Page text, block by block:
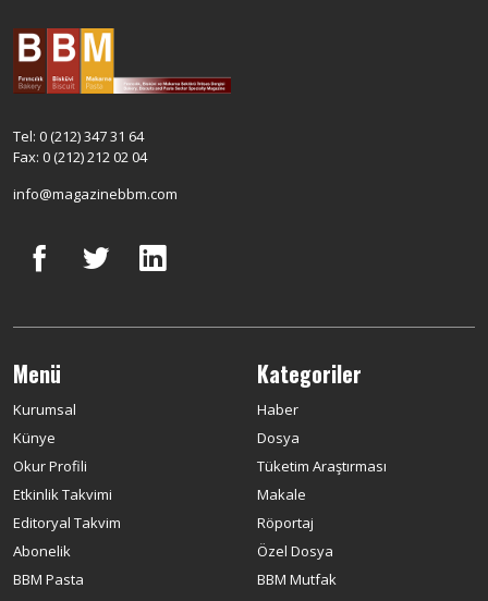
Tel: 0 (212) 347 31 64
Fax: 0 (212) 212 02 04
info@magazinebbm.com
Menü
Kurumsal
Künye
Okur Profili
Etkinlik Takvimi
Editoryal Takvim
Abonelik
BBM Pasta
Kategoriler
Haber
Dosya
Tüketim Araştırması
Makale
Röportaj
Özel Dosya
BBM Mutfak